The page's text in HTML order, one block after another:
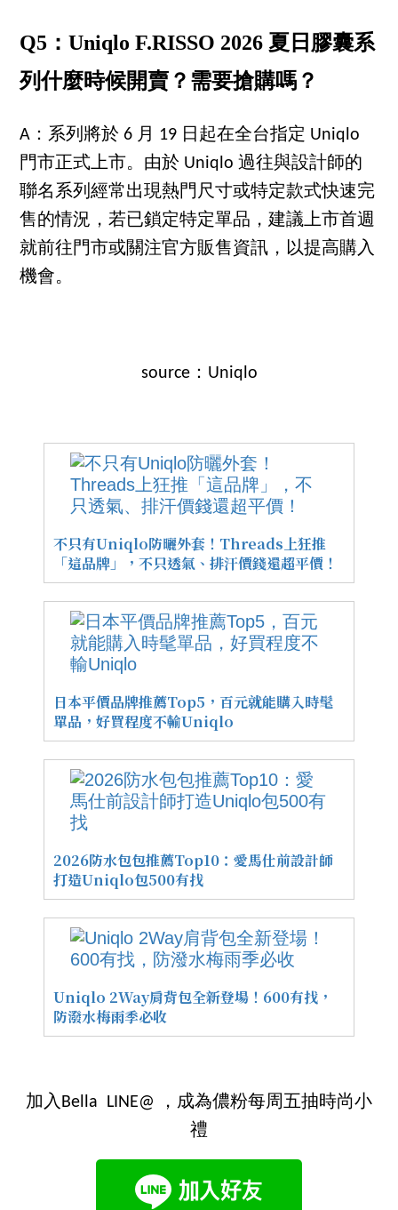
Q5：Uniqlo F.RISSO 2026 夏日膠囊系
列什麼時候開賣？需要搶購嗎？
A：系列將於 6 月 19 日起在全台指定 Uniqlo
門市正式上市。由於 Uniqlo 過往與設計師的
聯名系列經常出現熱門尺寸或特定款式快速完
售的情況，若已鎖定特定單品，建議上市首週
就前往門市或關注官方販售資訊，以提高購入
機會。
source：Uniqlo
不只有Uniqlo防曬外套！Threads上狂推
「這品牌」，不只透氣、排汗價錢還超平價！
日本平價品牌推薦Top5，百元就能購入時髦
單品，好買程度不輸Uniqlo
2026防水包包推薦Top10：愛馬仕前設計師
打造Uniqlo包500有找
Uniqlo 2Way肩背包全新登場！600有找，
防潑水梅雨季必收
加入Bella LINE@ ，成為儂粉每周五抽時尚小
禮